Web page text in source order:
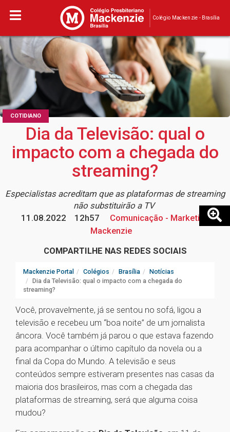
Colégio Mackenzie - Brasília
COTIDIANO
Dia da Televisão: qual o
impacto com a chegada do
streaming?
Especialistas acreditam que as plataformas de streaming
não substituirão a TV
11.08.2022
12h57
Comunicação - Marketing
Mackenzie
COMPARTILHE NAS REDES SOCIAIS
Mackenzie Portal Colégios Brasília
Notícias
Dia da Televisão: qual o impacto com a chegada do
streaming?
Você, provavelmente, já se sentou no sofá, ligou a
televisão e recebeu um “boa noite” de um jornalista
âncora. Você também já parou o que estava fazendo
para acompanhar o último capítulo da novela ou a
final da Copa do Mundo. A televisão e seus
conteúdos sempre estiveram presentes nas casas da
maioria dos brasileiros, mas com a chegada das
plataformas de streaming, será que alguma coisa
mudou?